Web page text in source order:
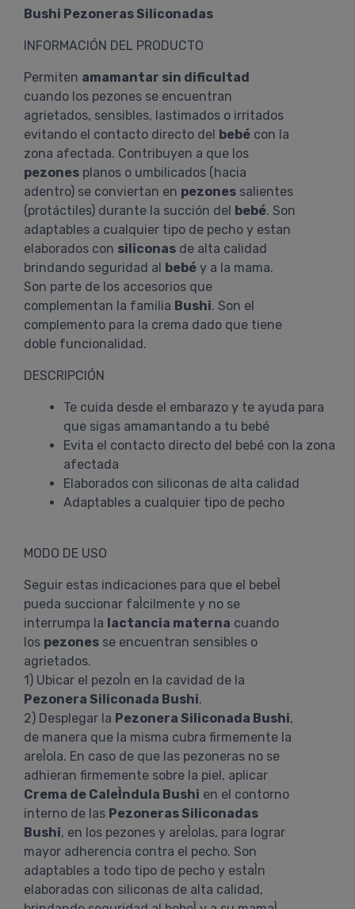
Bushi Pezoneras Siliconadas
INFORMACIÓN DEL PRODUCTO
Permiten amamantar sin dificultad
cuando los pezones se encuentran
agrietados, sensibles, lastimados o irritados
evitando el contacto directo del bebé con la
zona afectada. Contribuyen a que los
pezones planos o umbilicados (hacia
adentro) se conviertan en pezones salientes
(protáctiles) durante la succión del bebé. Son
adaptables a cualquier tipo de pecho y estan
elaborados con siliconas de alta calidad
brindando seguridad al bebé y a la mama.
Son parte de los accesorios que
complementan la familia Bushi. Son el
complemento para la crema dado que tiene
doble funcionalidad.
DESCRIPCIÓN
Te cuida desde el embarazo y te ayuda para
que sigas amamantando a tu bebé
Evita el contacto directo del bebé con la zona
afectada
Elaborados con siliconas de alta calidad
Adaptables a cualquier tipo de pecho
MODO DE USO
Seguir estas indicaciones para que el bebeÌ
pueda succionar faÌcilmente y no se
interrumpa la lactancia materna cuando
los pezones se encuentran sensibles o
agrietados.
1) Ubicar el pezoÌn en la cavidad de la
Pezonera Siliconada Bushi.
2) Desplegar la Pezonera Siliconada Bushi,
de manera que la misma cubra firmemente la
areÌola. En caso de que las pezoneras no se
adhieran firmemente sobre la piel, aplicar
Crema de CaleÌndula Bushi en el contorno
interno de las Pezoneras Siliconadas
Bushi, en los pezones y areÌolas, para lograr
mayor adherencia contra el pecho. Son
adaptables a todo tipo de pecho y estaÌn
elaboradas con siliconas de alta calidad,